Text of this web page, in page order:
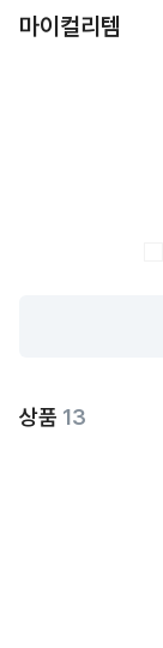
마이컬리템
상품 13